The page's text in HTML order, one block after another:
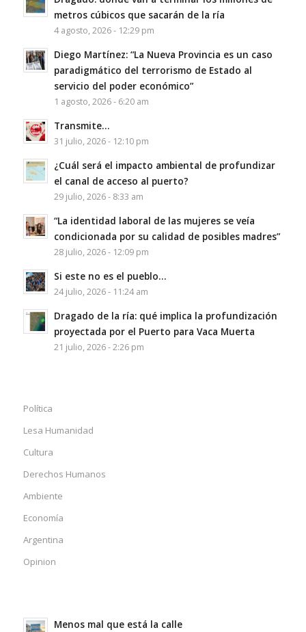
metros cúbicos que sacarán de la ría
4 agosto, 2026 - 12:29 pm
Diego Martínez: “La Nueva Provincia es un caso
paradigmático del terrorismo de Estado al
servicio del poder económico”
1 agosto, 2026 - 6:20 am
Transmite…
31 julio, 2026 - 12:10 pm
¿Cuál será el impacto ambiental de profundizar
el canal de acceso al puerto?
29 julio, 2026 - 8:33 am
“La identidad laboral de las mujeres se veía
condicionada por su calidad de posibles madres”
28 julio, 2026 - 12:09 pm
Si este no es el pueblo…
24 julio, 2026 - 11:24 am
Dragado de la ría: qué implica la profundización
proyectada por el Puerto para Vaca Muerta
21 julio, 2026 - 2:26 pm
Política
Lesa Humanidad
Cultura
Derechos Humanos
Ambiente
Economía
Argentina
Opinion
Menos mal que está la calle